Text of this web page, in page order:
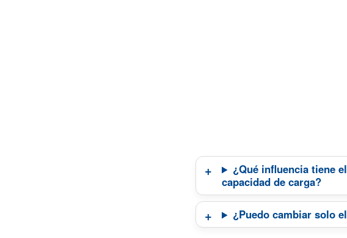
¿Qué influencia tiene
capacidad de carga?
¿Puedo cambiar solo